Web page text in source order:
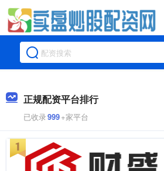
正规配资平台排行
已收录999+家平台